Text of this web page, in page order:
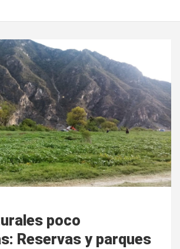
poco
Reservas y parques